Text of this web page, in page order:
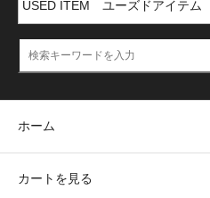
ホーム
カートを見る